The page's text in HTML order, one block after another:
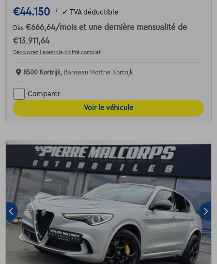
€44.150 1 ✓ TVA déductible
Dès €666,64/mois et une dernière mensualité de
€13.911,64
Découvrez l’exemple chiffré complet
8500 Kortrijk, Bariseau Mottrie Kortrijk
Comparer
Voir le véhicule